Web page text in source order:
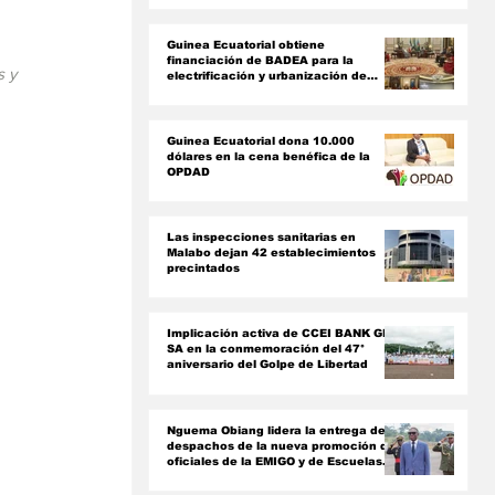
y
Guinea Ecuatorial obtiene
financiación de BADEA para la
electrificación y urbanización de
Guinea Ecuatorial dona 10.000
dólares en la cena benéfica de la
OPDAD
Las inspecciones sanitarias en
Malabo dejan 42 establecimientos
precintados
Implicación activa de CCEI BANK GE
SA en la conmemoración del 47°
aniversario del Golpe de Libertad ‎
Nguema Obiang lidera la entrega de
despachos de la nueva promoción de
oficiales de la EMIGO y de Escuelas